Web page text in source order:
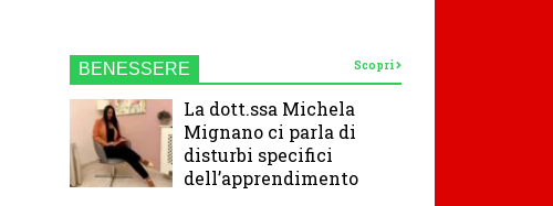
BENESSERE Scopri
La dott.ssa Michela
Mignano ci parla di
disturbi specifici
dell’apprendimento